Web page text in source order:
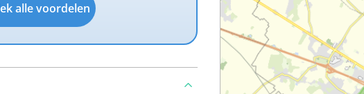
alle voordelen